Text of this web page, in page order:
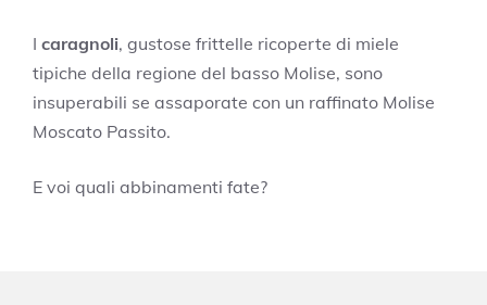
I caragnoli, gustose frittelle ricoperte di miele
tipiche della regione del basso Molise, sono
insuperabili se assaporate con un raffinato Molise
Moscato Passito.
E voi quali abbinamenti fate?